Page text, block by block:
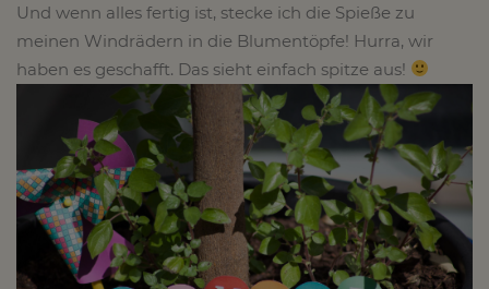
Und wenn alles fertig ist, stecke ich die Spieße zu
meinen Windrädern in die Blumentöpfe! Hurra, wir
haben es geschafft. Das sieht einfach spitze aus!